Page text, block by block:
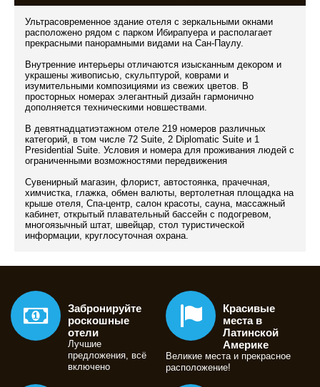
Ультрасовременное здание отеля с зеркальными окнами
расположено рядом с парком Ибирапуера и располагает
прекрасными панорамными видами на Сан-Паулу.
Внутренние интерьеры отличаются изысканным декором и
украшены живописью, скульптурой, коврами и
изумительными композициями из свежих цветов. В
просторных номерах элегантный дизайн гармонично
дополняется техническими новшествами.
В девятнадцатиэтажном отеле 219 номеров различных
категорий, в том числе 72 Suite, 2 Diplomatic Suite и 1
Presidential Suite. Условия и номера для проживания людей с
ограниченными возможностями передвижения
Сувенирный магазин, флорист, автостоянка, прачечная,
химчистка, глажка, обмен валюты, вертолетная площадка на
крыше отеля, Спа-центр, салон красоты, сауна, массажный
кабинет, открытый плавательный бассейн с подогревом,
многоязычный штат, швейцар, стол туристической
информации, круглосуточная охрана.
Забронируйте
роскошные
отели
Лучшие
предложения, всё
включено
Красивые
места в
Латинской
Америке
Великие места и прекрасное
расположение!